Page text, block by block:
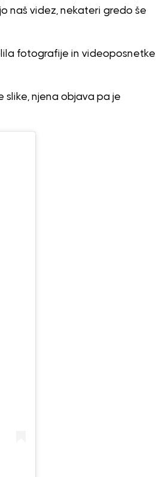
naš videz, nekateri gredo še
fotografije in videoposnetke
njena objava pa je